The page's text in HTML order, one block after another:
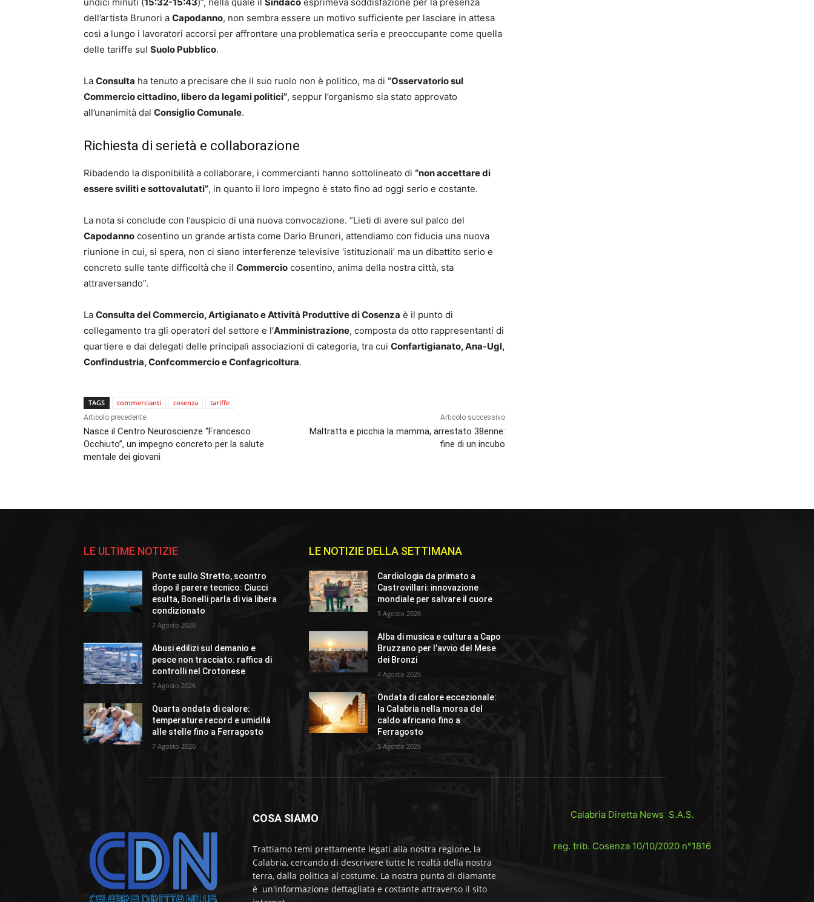
dell’artista Brunori a Capodanno, non sembra essere un motivo sufficiente per lasciare in attesa
così a lungo i lavoratori accorsi per affrontare una problematica seria e preoccupante come quella
delle tariffe sul Suolo Pubblico.
La Consulta ha tenuto a precisare che il suo ruolo non è politico, ma di “Osservatorio sul
Commercio cittadino, libero da legami politici”, seppur l’organismo sia stato approvato
all’unanimità dal Consiglio Comunale.
Richiesta di serietà e collaborazione
Ribadendo la disponibilità a collaborare, i commercianti hanno sottolineato di “non accettare di
essere sviliti e sottovalutati”, in quanto il loro impegno è stato fino ad oggi serio e costante.
La nota si conclude con l’auspicio di una nuova convocazione. “Lieti di avere sul palco del
Capodanno cosentino un grande artista come Dario Brunori, attendiamo con fiducia una nuova
riunione in cui, si spera, non ci siano interferenze televisive ‘istituzionali’ ma un dibattito serio e
concreto sulle tante difficoltà che il Commercio cosentino, anima della nostra città, sta
attraversando”.
La Consulta del Commercio, Artigianato e Attività Produttive di Cosenza è il punto di
collegamento tra gli operatori del settore e l’Amministrazione, composta da otto rappresentanti di
quartiere e dai delegati delle principali associazioni di categoria, tra cui Confartigianato, Ana-Ugl,
Confindustria, Confcommercio e Confagricoltura.
TAGS commercianti cosenza tariffe
Articolo precedente
Nasce il Centro Neuroscienze “Francesco
Occhiuto”, un impegno concreto per la salute
mentale dei giovani
Articolo successivo
Maltratta e picchia la mamma, arrestato 38enne:
fine di un incubo
LE ULTIME NOTIZIE
Ponte sullo Stretto, scontro
dopo il parere tecnico: Ciucci
esulta, Bonelli parla di via libera
condizionato
7 Agosto 2026
Abusi edilizi sul demanio e
pesce non tracciato: raffica di
controlli nel Crotonese
7 Agosto 2026
Quarta ondata di calore:
temperature record e umidità
alle stelle fino a Ferragosto
7 Agosto 2026
LE NOTIZIE DELLA SETTIMANA
Cardiologia da primato a
Castrovillari: innovazione
mondiale per salvare il cuore
5 Agosto 2026
Alba di musica e cultura a Capo
Bruzzano per l’avvio del Mese
dei Bronzi
4 Agosto 2026
Ondata di calore eccezionale:
la Calabria nella morsa del
caldo africano fino a
Ferragosto
5 Agosto 2026
COSA SIAMO
Trattiamo temi prettamente legati alla nostra regione, la
Calabria, cercando di descrivere tutte le realtà della nostra
terra, dalla politica al costume. La nostra punta di diamante
è un'informazione dettagliata e costante attraverso il sito
Calabria Diretta News S.A.S.
reg. trib. Cosenza 10/10/2020 n°1816